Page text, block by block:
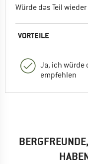
Würde das Teil
VORTEILE
Ja, ich würde
empfehlen